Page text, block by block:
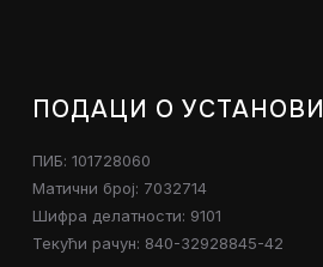
ПОДАЦИ О УСТАНОВИ
ПИБ: 101728060
Матични број: 7032714
Шифра делатности: 9101
Текући рачун: 840-32928845-42